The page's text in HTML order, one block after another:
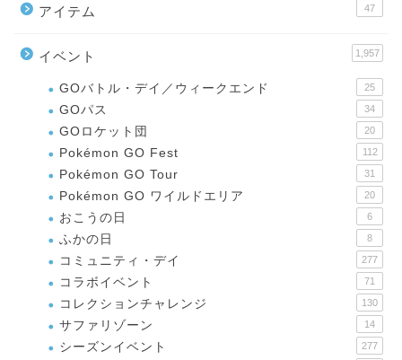
アイテム 47
イベント 1,957
GOバトル・デイ／ウィークエンド 25
GOパス 34
GOロケット団 20
Pokémon GO Fest 112
Pokémon GO Tour 31
Pokémon GO ワイルドエリア 20
おこうの日 6
ふかの日 8
コミュニティ・デイ 277
コラボイベント 71
コレクションチャレンジ 130
サファリゾーン 14
シーズンイベント 277